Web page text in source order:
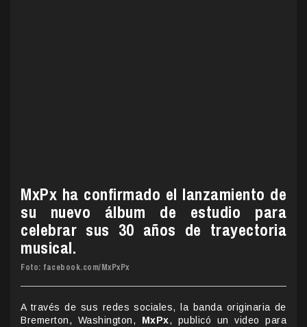
MxPx ha confirmado el lanzamiento de
su nuevo álbum de estudio para
celebrar sus 30 años de trayectoria
musical.
Foto: facebook.com/MxPxPx
A través de sus redes sociales, la banda originaria de
Bremerton, Washington, MxPx, publicó un video para